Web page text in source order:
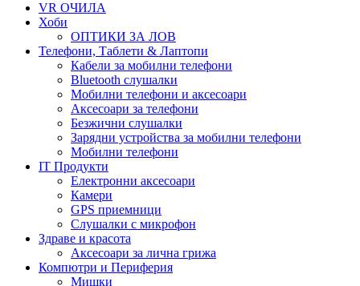
VR ОЧИЛА
Хоби
ОПТИКИ ЗА ЛОВ
Телефони, Таблети & Лаптопи
Кабели за мобилни телефони
Bluetooth слушалки
Мобилни телефони и аксесоари
Аксесоари за телефони
Безжични слушалки
Зарядни устройства за мобилни телефони
Мобилни телефони
IT Продукти
Електронни аксесоари
Камери
GPS приемници
Слушалки с микрофон
Здраве и красота
Аксесоари за лична грижа
Компютри и Периферия
Мишки